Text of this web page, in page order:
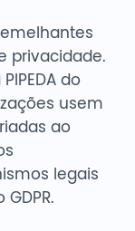
privacidade.
do
usem
ao
legais